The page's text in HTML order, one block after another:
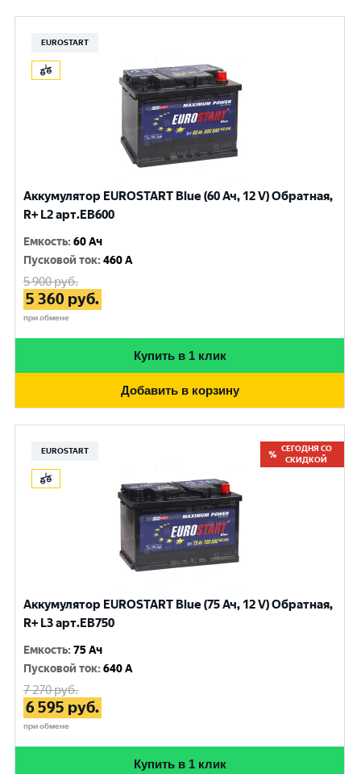
EUROSTART
Аккумулятор EUROSTART Blue (60 Ач, 12 V) Обратная,
R+ L2 арт.EB600
Емкость:60 Ач
Пусковой ток:460 A
5 900руб.
5 360 руб.
при обмене
Купить в 1 клик
Добавить в корзину
EUROSTART
СЕГОДНЯ СО
СКИДКОЙ
Аккумулятор EUROSTART Blue (75 Ач, 12 V) Обратная,
R+ L3 арт.EB750
Емкость:75 Ач
Пусковой ток:640 A
7 270руб.
6 595 руб.
при обмене
Купить в 1 клик